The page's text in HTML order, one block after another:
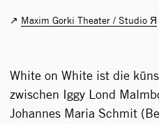
Maxim Gorki Theater / Studio Я
White on White ist die
zwischen Iggy Lond
Johannes Maria Schmit